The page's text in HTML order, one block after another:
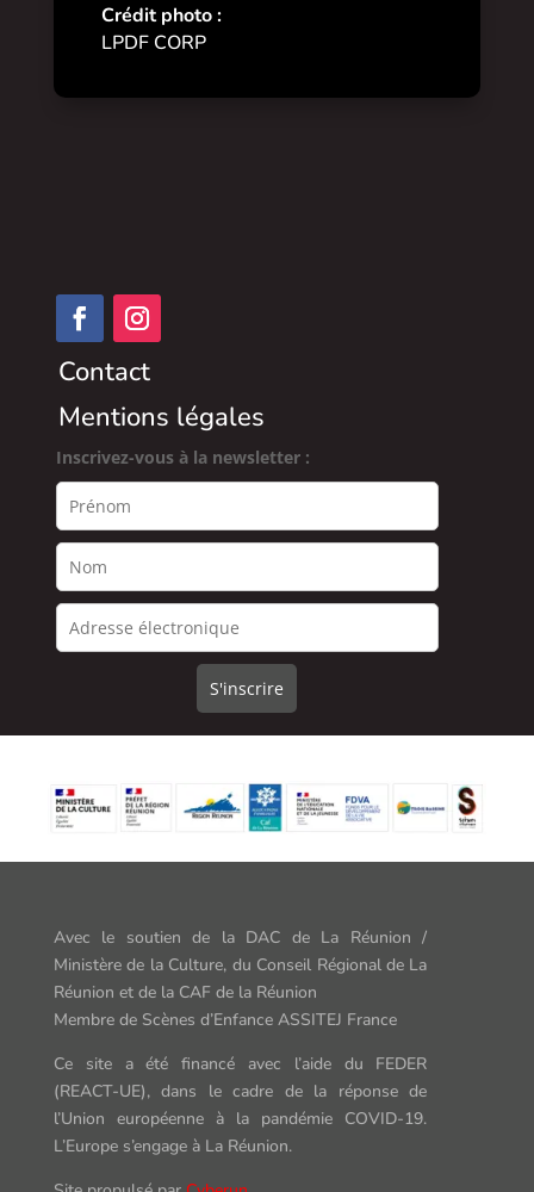
Crédit photo :
LPDF CORP
Contact
Mentions légales
Inscrivez-vous à la newsletter :
Avec le soutien de la DAC de La Réunion /
Ministère de la Culture, du Conseil Régional de La
Réunion et de la CAF de la Réunion
Membre de Scènes d’Enfance ASSITEJ France
Ce site a été financé avec l’aide du FEDER
(REACT-UE),dans le cadre de la réponse de
l’Union européenne à la pandémie COVID-19.
L’Europe s’engage à La Réunion.